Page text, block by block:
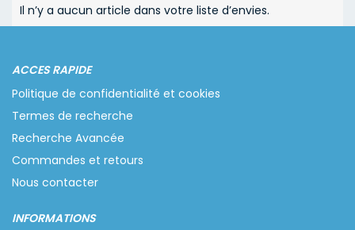
Il n’y a aucun article dans votre liste d’envies.
ACCES RAPIDE
Politique de confidentialité et cookies
Termes de recherche
Recherche Avancée
Commandes et retours
Nous contacter
INFORMATIONS